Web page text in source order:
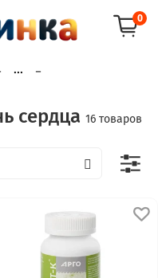
0
...
сердца 16 товаров